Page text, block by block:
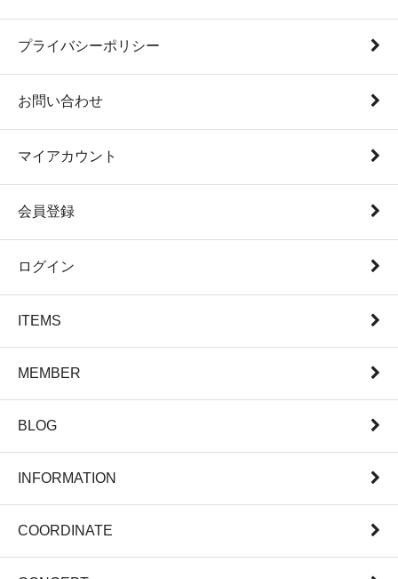
プライバシーポリシー
お問い合わせ
マイアカウント
会員登録
ログイン
ITEMS
MEMBER
BLOG
INFORMATION
COORDINATE